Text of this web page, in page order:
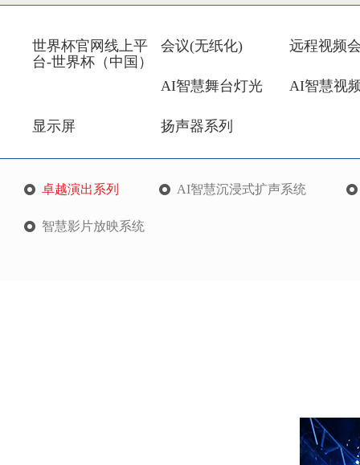
世界杯官网线上平
台-世界杯（中国）
会议(无纸化) 远程视频
AI智慧舞台灯光 AI智慧视
显示屏 扬声器系列
卓越演出系列 AI智慧沉浸式扩声系统
智慧影片放映系统